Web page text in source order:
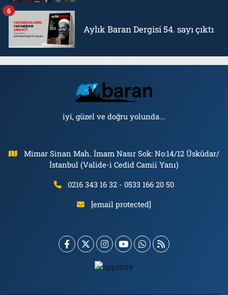
Aylık Baran Dergisi 54. sayı çıktı
6
iyi, güzel ve doğru yolunda...
Mimar Sinan Mah. İmam Nasır Sok: No:14/12 Üsküdar/
İstanbul (Valide-i Cedid Camii Yanı)
0216 343 16 32 - 0533 166 20 50
[email protected]